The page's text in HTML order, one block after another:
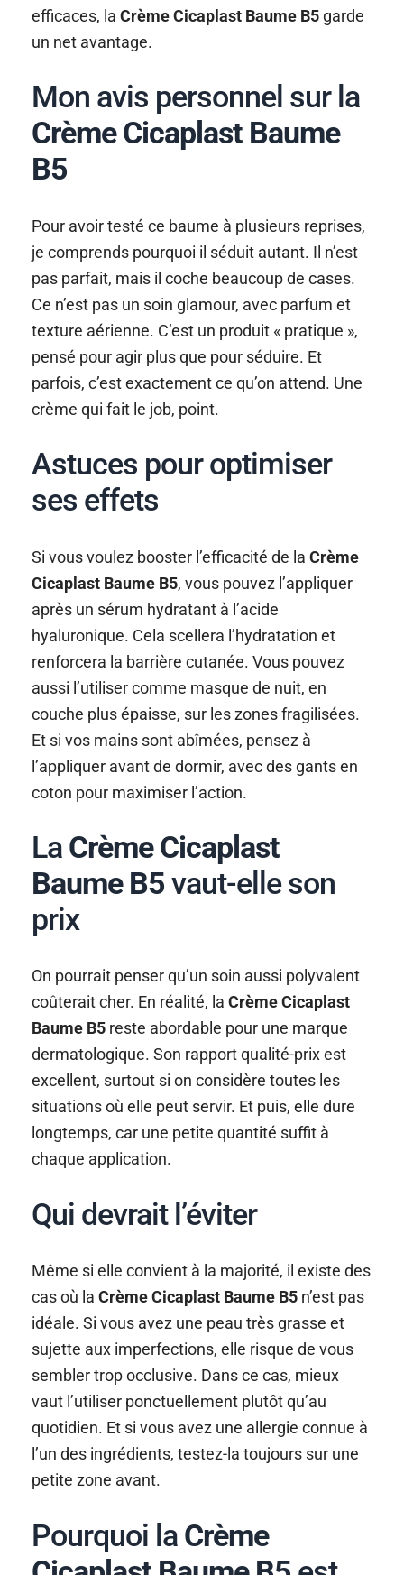
efficaces, laCrème Cicaplast Baume B5 garde
un net avantage.
Mon avis personnel sur la
Crème Cicaplast Baume
B5
Pour avoir testé ce baume à plusieurs reprises,
je comprends pourquoi il séduit autant. Il n’est
pas parfait, mais il coche beaucoup de cases.
Ce n’est pas un soin glamour, avec parfum et
texture aérienne. C’est un produit « pratique »,
pensé pour agir plus que pour séduire. Et
parfois, c’est exactement ce qu’on attend. Une
crème qui fait le job, point.
Astuces pour optimiser
ses effets
Si vous voulez booster l’efficacité de laCrème
Cicaplast Baume B5, vous pouvez l’appliquer
après un sérum hydratant à l’acide
hyaluronique. Cela scellera l’hydratation et
renforcera la barrière cutanée. Vous pouvez
aussi l’utiliser comme masque de nuit, en
couche plus épaisse, sur les zones fragilisées.
Et si vos mains sont abîmées, pensez à
l’appliquer avant de dormir, avec des gants en
coton pour maximiser l’action.
La Crème Cicaplast
Baume B5 vaut-elle son
prix
On pourrait penser qu’un soin aussi polyvalent
coûterait cher. En réalité, laCrème Cicaplast
Baume B5 reste abordable pour une marque
dermatologique. Son rapport qualité-prix est
excellent, surtout si on considère toutes les
situations où elle peut servir. Et puis, elle dure
longtemps, car une petite quantité suffit à
chaque application.
Qui devrait l’éviter
Même si elle convient à la majorité, il existe des
cas où laCrème Cicaplast Baume B5 n’est pas
idéale. Si vous avez une peau très grasse et
sujette aux imperfections, elle risque de vous
sembler trop occlusive. Dans ce cas, mieux
vaut l’utiliser ponctuellement plutôt qu’au
quotidien. Et si vous avez une allergie connue à
l’un des ingrédients, testez-la toujours sur une
petite zone avant.
Pourquoi la Crème